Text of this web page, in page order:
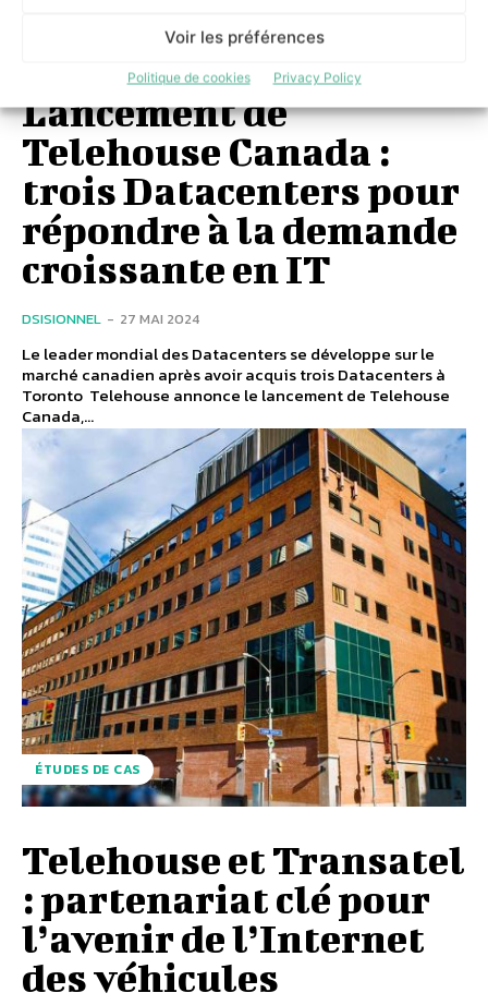
Voir les préférences
Politique de cookies Privacy Policy
Lancement de
Telehouse Canada :
trois Datacenters pour
répondre à la demande
croissante en IT
DSISIONNEL - 27 MAI 2024
Le leader mondial des Datacenters se développe sur le
marché canadien après avoir acquis trois Datacenters à
Toronto Telehouse annonce le lancement de Telehouse
Canada,...
ÉTUDES DE CAS
Telehouse et Transatel
: partenariat clé pour
l’avenir de l’Internet
des véhicules